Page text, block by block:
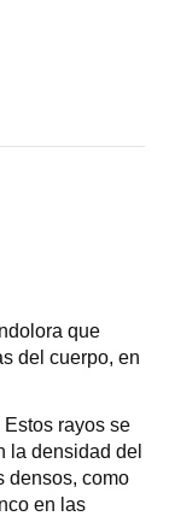
que
del cuerpo, en
Estos rayos se
la densidad del
densos, como
en las